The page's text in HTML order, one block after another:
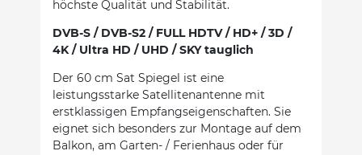
höchste Qualität und Stabilität.
DVB-S / DVB-S2 / FULL HDTV / HD+ / 3D /
4K / Ultra HD / UHD / SKY tauglich
Der 60 cm Sat Spiegel ist eine
leistungsstarke Satellitenantenne mit
erstklassigen Empfangseigenschaften. Sie
eignet sich besonders zur Montage auf dem
Balkon, am Garten- / Ferienhaus oder für